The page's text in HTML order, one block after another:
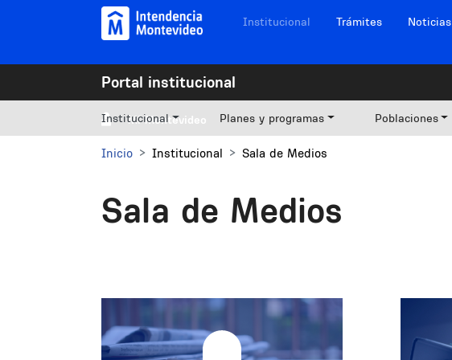
Pasar al contenido principal Navegación sitios
Institucional Trámites Noticias
Portal institucional
Mi Montevideo
Institucional Planes y programas Poblaciones
Inicio Institucional Sala de Medios
Sala de Medios